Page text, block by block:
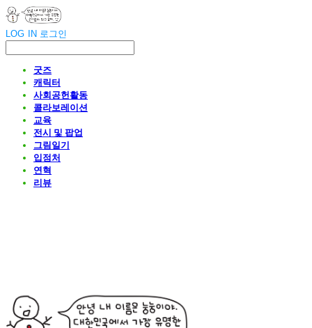
LOG IN 로그인
굿즈
캐릭터
사회공헌활동
콜라보레이션
교육
전시 및 팝업
그림일기
입점처
연혁
리뷰